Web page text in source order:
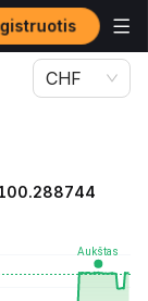
CHF